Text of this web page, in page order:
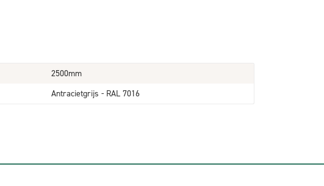
2500mm
Antracietgrijs - RAL 7016